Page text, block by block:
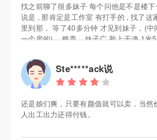
找之前聊了很多妹子 每个问他是不是楼
说是 , 那肯定是工作室 有打手的 , 找了这
里到那， 等了40多分钟 才见到妹子，(
一个房的) ，略贵... 妹子广 脸上干净 1米
总的怎么说呢 缺点个子不算高，胸不算
，比较配合, 还送原味丝袜(不过我用不上)
了， 你们能不能满意 可以参考下
Ste*****ack说
还是娘们爽，只要有颜值就可以卖，当然
人出工出力还得付钱。